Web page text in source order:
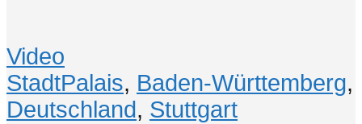
Video
StadtPalais, Baden-Württemberg,
Deutschland, Stuttgart